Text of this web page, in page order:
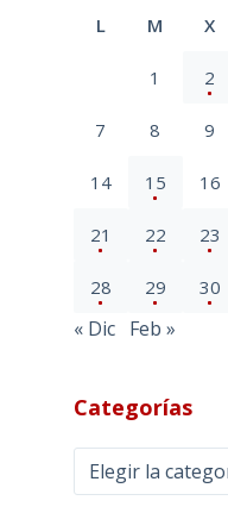
L M X
1 2
7 8 9
14 15 16
21 22 23
28 29 30
« Dic Feb »
Categorías
Categorías